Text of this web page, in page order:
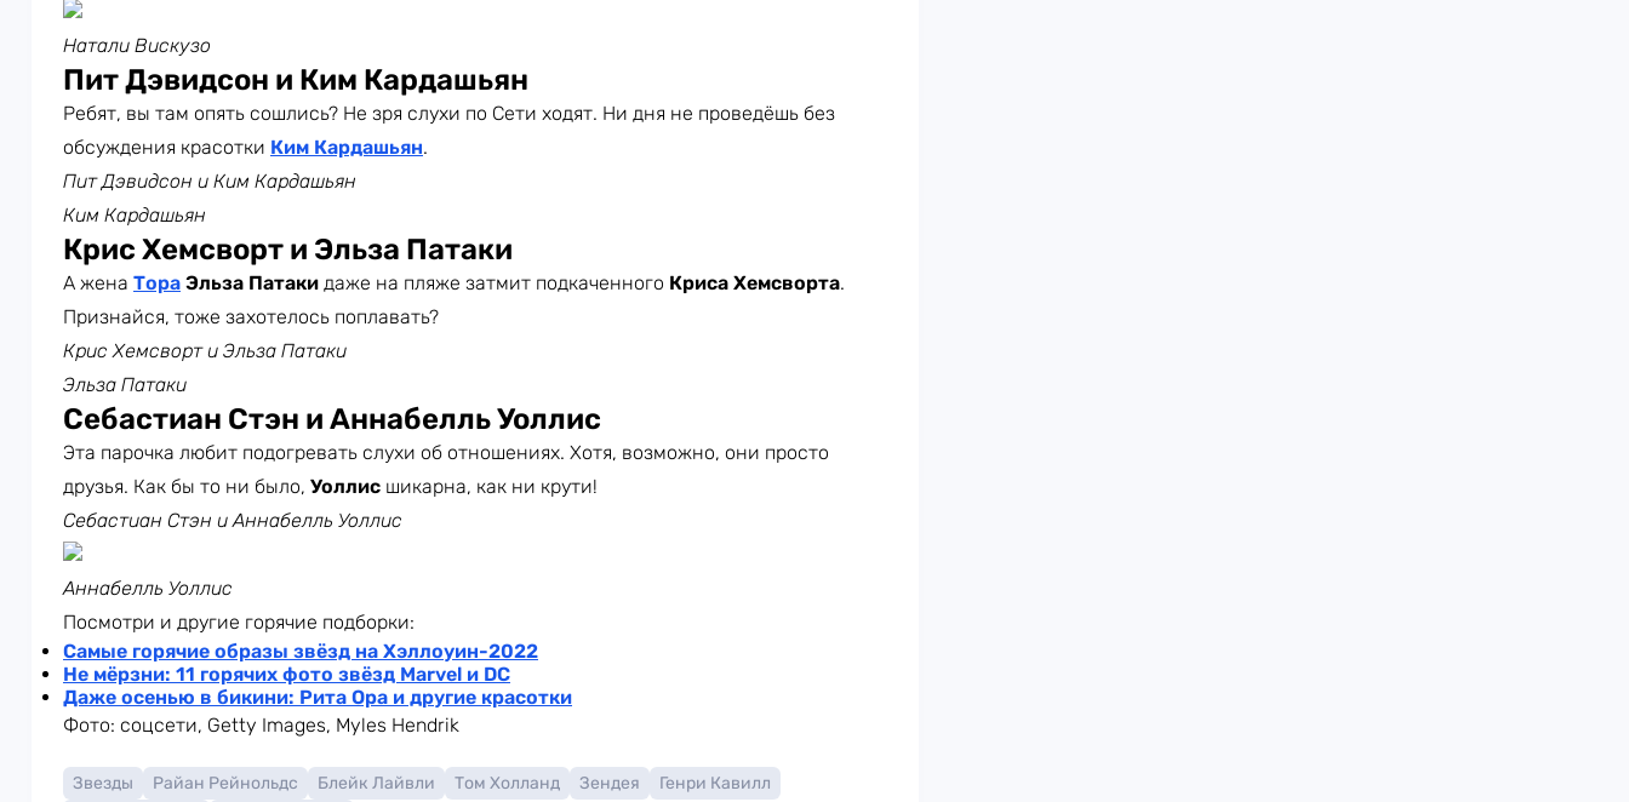
Натали Вискузо
Пит Дэвидсон и Ким Кардашьян
Ребят, вы там опять сошлись? Не зря слухи по Сети ходят. Ни дня не проведёшь без
обсуждения красотки Ким Кардашьян.
Пит Дэвидсон и Ким Кардашьян
Ким Кардашьян
Крис Хемсворт и Эльза Патаки
А жена Тора Эльза Патаки даже на пляже затмит подкаченного Криса Хемсворта.
Признайся, тоже захотелось поплавать?
Крис Хемсворт и Эльза Патаки
Эльза Патаки
Себастиан Стэн и Аннабелль Уоллис
Эта парочка любит подогревать слухи об отношениях. Хотя, возможно, они просто
друзья. Как бы то ни было, Уоллис шикарна, как ни крути!
Себастиан Стэн и Аннабелль Уоллис
Аннабелль Уоллис
Посмотри и другие горячие подборки:
Самые горячие образы звёзд на Хэллоуин-2022
Не мёрзни: 11 горячих фото звёзд Marvel и DC
Даже осенью в бикини: Рита Ора и другие красотки
Фото: соцсети, Getty Images, Myles Hendrik
Звезды Райан Рейнольдс Блейк Лайвли Том Холланд Зендея Генри Кавилл